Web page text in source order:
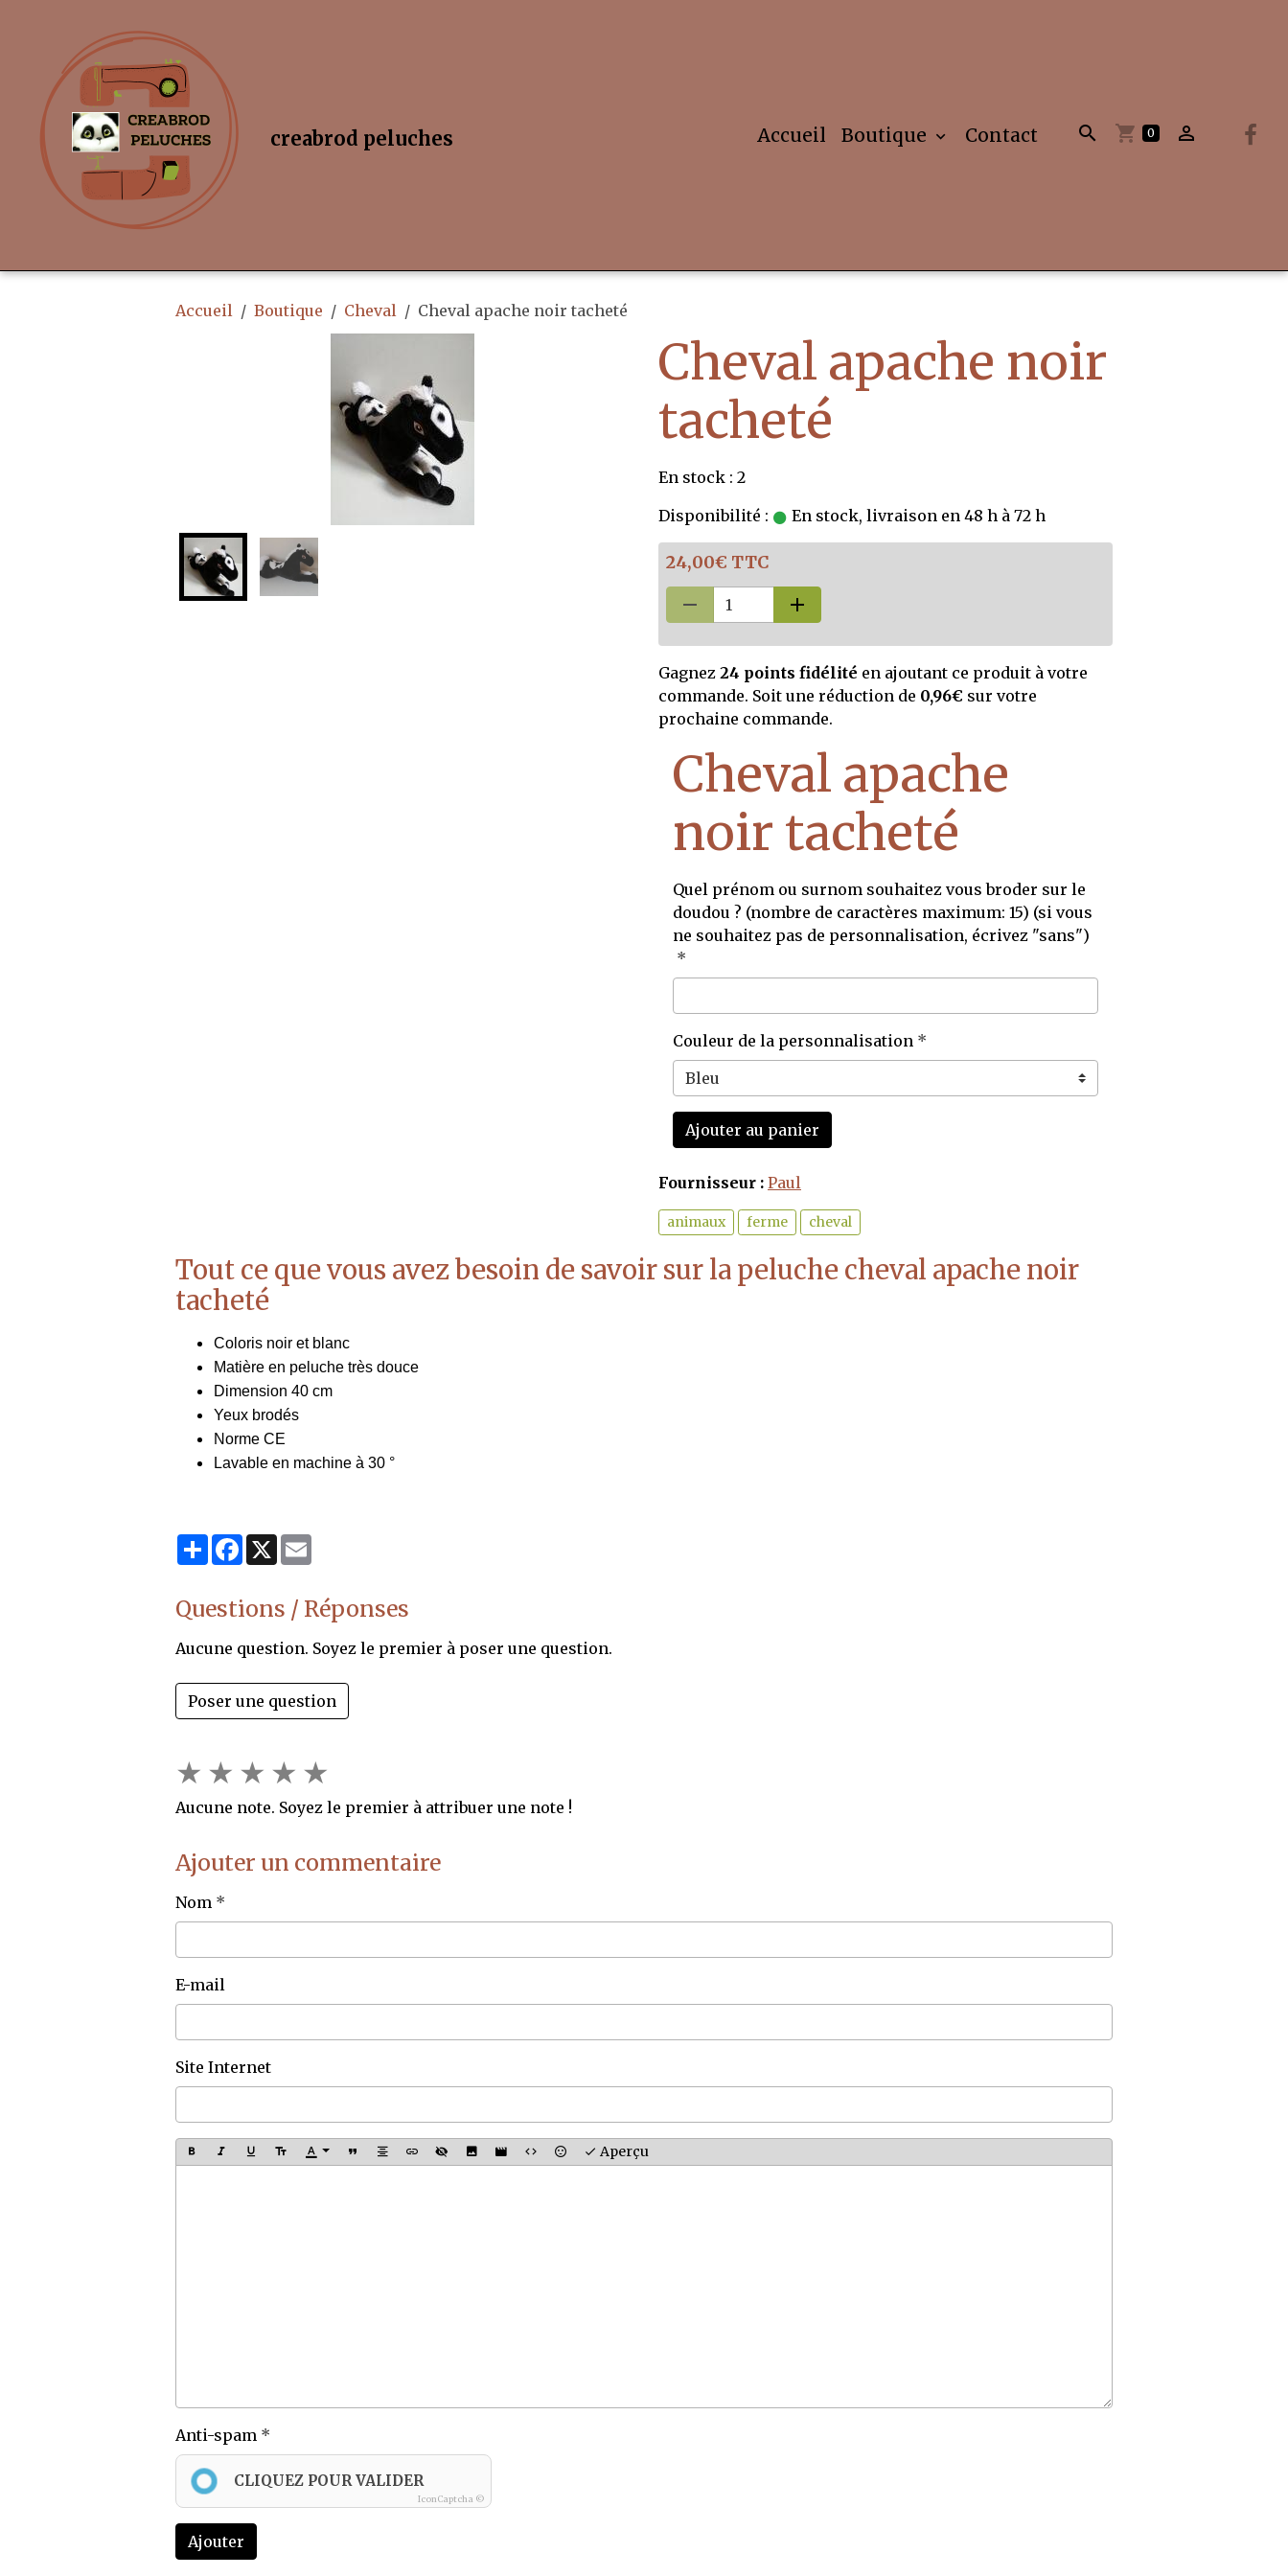
creabrod peluches Accueil Boutique Contact 0
Accueil Boutique Cheval Cheval apache noir tacheté
Cheval apache noir
tacheté
En stock : 2
Disponibilité :
En stock, livraison en 48 h à 72 h
24,00€ TTC
Gagnez 24 points fidélité en ajoutant ce produit à votre
commande. Soit une réduction de 0,96€ sur votre
prochaine commande.
Cheval apache
noir tacheté
Quel prénom ou surnom souhaitez vous broder sur le
doudou ? (nombre de caractères maximum: 15) (si vous
ne souhaitez pas de personnalisation, écrivez "sans")
Couleur de la personnalisation
Ajouter au panier
Fournisseur : Paul
animaux ferme cheval
Tout ce que vous avez besoin de savoir sur la peluche cheval apache noir
tacheté
Coloris noir et blanc
Matière en peluche très douce
Dimension 40 cm
Yeux brodés
Norme CE
Lavable en machine à 30 °
PartagerFacebook
X
Questions / Réponses
Aucune question. Soyez le premier à poser une question.
Poser une question
★ ★ ★ ★ ★
Aucune note. Soyez le premier à attribuer une note !
Ajouter un commentaire
Nom
E-mail
Site Internet
Aperçu
Anti-spam
CLIQUEZ POUR VALIDER
IconCaptcha ©
Ajouter